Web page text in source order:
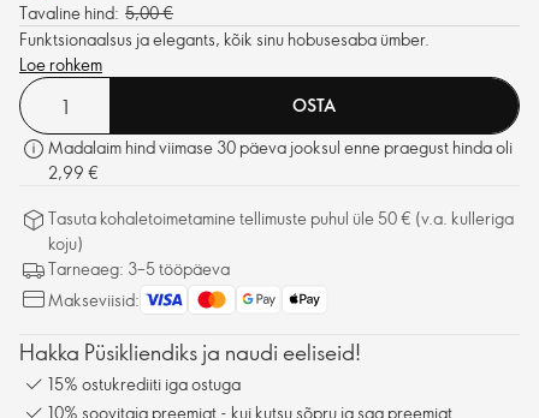
Tavaline hind: 5,00 €
Funktsionaalsus ja elegants, kõik sinu hobusesaba ümber.
Loe rohkem
OSTA
Madalaim hind viimase 30 päeva jooksul enne praegust hinda oli
2,99 €
Tasuta kohaletoimetamine tellimuste puhul üle 50 € (v.a. kulleriga
koju)
Tarneaeg: 3–5 tööpäeva
Makseviisid:
Hakka Püsikliendiks ja naudi eeliseid!
15% ostukrediiti iga ostuga
10% soovitaja preemiat - kui kutsu sõpru ja saa preemiat